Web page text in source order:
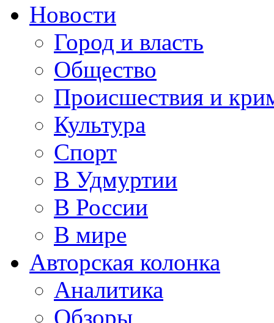
Новости
Город и власть
Общество
Происшествия и
Культура
Спорт
В Удмуртии
В России
В мире
Авторская колонка
Аналитика
Обзоры